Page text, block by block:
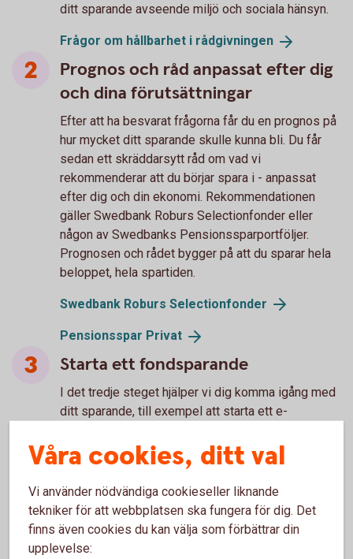
ditt sparande avseende miljö och sociala hänsyn.
Frågor om hållbarhet i rådgivningen
Prognos och råd anpassat efter dig
och dina förutsättningar
Efter att ha besvarat frågorna får du en prognos på
hur mycket ditt sparande skulle kunna bli. Du får
sedan ett skräddarsytt råd om vad vi
rekommenderar att du börjar spara i - anpassat
efter dig och din ekonomi. Rekommendationen
gäller Swedbank Roburs Selectionfonder eller
någon av Swedbanks Pensionssparportföljer.
Prognosen och rådet bygger på att du sparar hela
beloppet, hela spartiden.
Swedbank Roburs Selectionfonder
Pensionsspar Privat
Starta ett fondsparande
I det tredje steget hjälper vi dig komma igång med
ditt sparande, till exempel att starta ett e-
månadsspara i en viss fond. Du väljer själv om du
vill gå vidare direkt och köpa fonder enligt rådet
eller vänta. Vill du fundera på saken så gäller rådet
i 7 dagar.
Våra cookies, ditt val
Vi använder nödvändiga cookieseller liknande
tekniker för att webbplatsen ska fungera för dig. Det
finns även cookies du kan välja som förbättrar din
upplevelse: